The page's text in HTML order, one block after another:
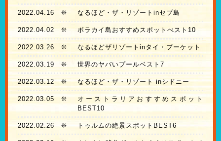
2022.04.16 ❊ なるほど・ザ・リゾートinセブ島
2022.04.02 ❊ ボラカイ島おすすめスポットべスト10
2022.03.26 ❊ なるほどザリゾートinタイ・プーケット
2022.03.19 ❊ 世界のヤバいプールベスト7
2022.03.12❊ なるほど・ザ・リゾート inシドニー
2022.03.05 ❊
オーストラリアおすすめスポット
BEST10
2022.02.26 ❊ トゥルムの絶景スポットBEST6